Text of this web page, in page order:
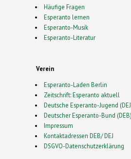
Häufige Fragen
Esperanto lernen
Esperanto-Musik
Esperanto-Literatur
Verein
Esperanto-Laden Berlin
Zeitschrift: Esperanto aktuell
Deutsche Esperanto-Jugend
Deutscher Esperanto-Bund (DEB)
Impressum
Kontaktadressen DEB/ DEJ
DSGVO-Datenschutzerklärung